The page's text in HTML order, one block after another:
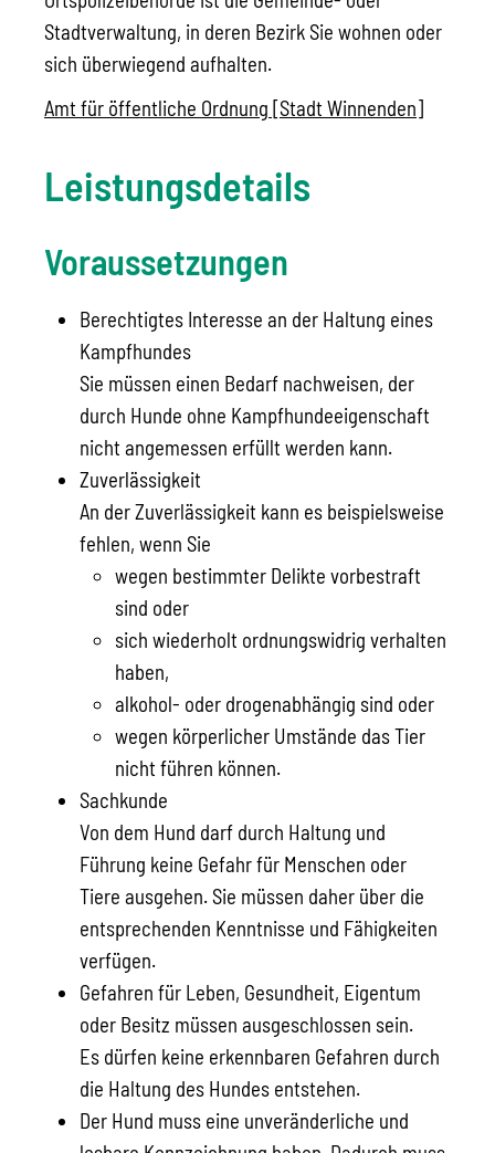
Stadtverwaltung, in deren Bezirk Sie wohnen oder
sich überwiegend aufhalten.
Amt für öffentliche Ordnung [Stadt Winnenden]
Leistungsdetails
Voraussetzungen
Berechtigtes Interesse an der Haltung eines
Kampfhundes
Sie müssen einen Bedarf nachweisen, der
durch Hunde ohne Kampfhundeeigenschaft
nicht angemessen erfüllt werden kann.
Zuverlässigkeit
An der Zuverlässigkeit kann es beispielsweise
fehlen, wenn Sie
wegen bestimmter Delikte vorbestraft
sind oder
sich wiederholt ordnungswidrig verhalten
haben,
alkohol- oder drogenabhängig sind oder
wegen körperlicher Umstände das Tier
nicht führen können.
Sachkunde
Von dem Hund darf durch Haltung und
Führung keine Gefahr für Menschen oder
Tiere ausgehen. Sie müssen daher über die
entsprechenden Kenntnisse und Fähigkeiten
verfügen.
Gefahren für Leben, Gesundheit, Eigentum
oder Besitz müssen ausgeschlossen sein.
Es dürfen keine erkennbaren Gefahren durch
die Haltung des Hundes entstehen.
Der Hund muss eine unveränderliche und